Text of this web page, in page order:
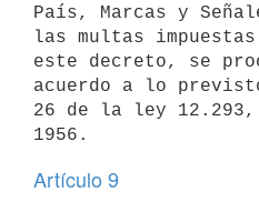
País, Marcas y
las multas
este decreto, se
acuerdo a lo
26 de la ley
Artículo 9